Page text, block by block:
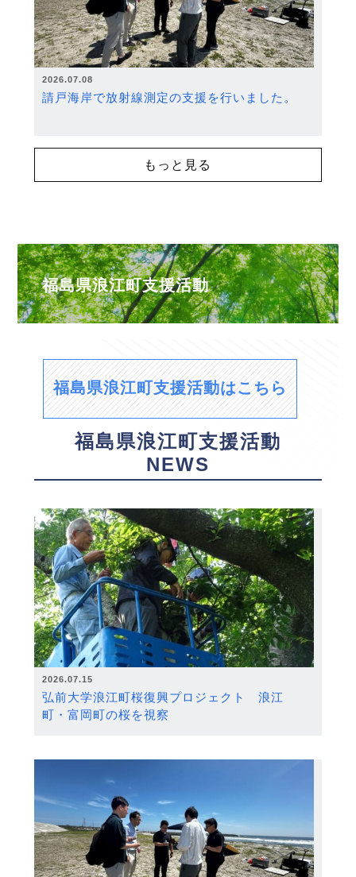
2026.07.08
請戸海岸で放射線測定の支援を行いました。
もっと見る
福島県浪江町支援活動
福島県浪江町支援活動はこちら
福島県浪江町支援活動
NEWS
2026.07.15
弘前大学浪江町桜復興プロジェクト 浪江
町・富岡町の桜を視察